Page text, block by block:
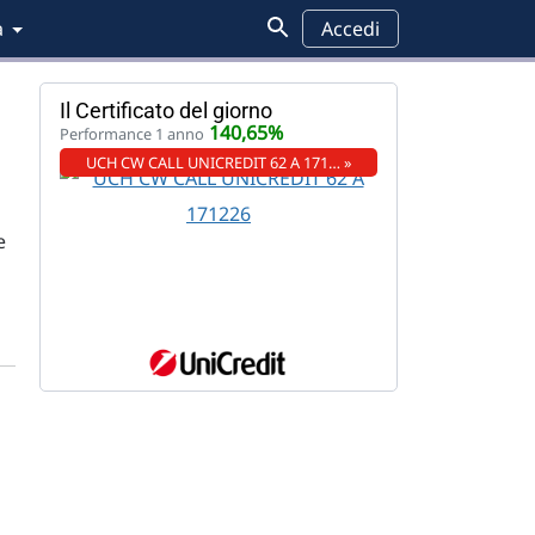
Accedi
Il Certificato del giorno
Performance 1 anno 140,65%
UCH CW CALL UNICREDIT 62 A 171… »